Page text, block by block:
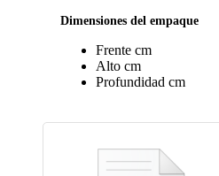
Dimensiones del empaque
Frente cm
Alto cm
Profundidad cm